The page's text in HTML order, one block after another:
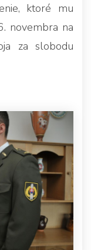
ktoré mu
novembra na
za slobodu